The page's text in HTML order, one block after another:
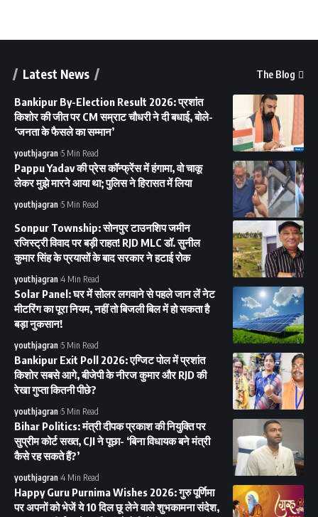
Latest News The Blog
Bankipur By-Election Result 2026: प्रशांत
किशोर की जीत पर CM सम्राट चौधरी ने दी बधाई, बोले-
‘जनता के फैसले का सम्मान’
youthjagran 5 Min Read
Pappu Yadav की प्रेस कॉन्फ्रेंस में हंगामा, वो चाकू
लेकर मुझे मारने आया था; पुलिस ने हिरासत में लिया
youthjagran 5 Min Read
Sonpur Township: सोनपुर टाउनशिप जमीन
रजिस्ट्री विवाद पर बड़ी राहत! RJD MLC डॉ. सुनील
कुमार सिंह के प्रयासों के बाद सरकार ने हटाई रोक
youthjagran 4 Min Read
Solar Panel: घर में सोलर लगवाने से पहले जान लें नेट
मीटरिंग का पूरा नियम, नहीं तो बिजली बिल में हो सकता है
बड़ा नुकसान!
youthjagran 5 Min Read
Bankipur Exit Poll 2026: एग्जिट पोल में प्रशांत
किशोर सबसे आगे, बीजेपी के नीरज कुमार और RJD की
रेखा गुप्ता कितनी पीछे?
youthjagran 5 Min Read
Bihar Politics: मंत्री दीपक प्रकाश की नियुक्ति पर
सुप्रीम कोर्ट सख्त, CJI ने पूछा- ‘बिना विधायक बने मंत्री
कैसे रह सकते हैं?’
youthjagran 4 Min Read
Happy Guru Purnima Wishes 2026: गुरु पूर्णिमा
पर अपनों को भेजें ये 10 दिल छू लेने वाले शुभकामना संदेश,